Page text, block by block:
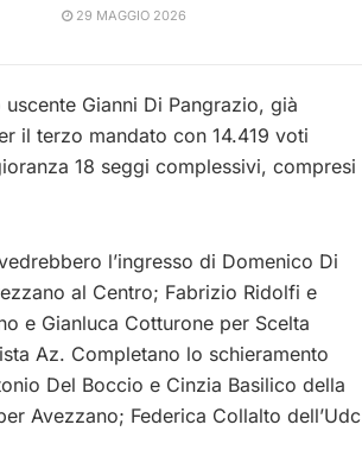
29 MAGGIO 2026
Gianni Di Pangrazio, già
il terzo mandato con 14.419 voti
18 seggi complessivi, compresi
l’ingresso di Domenico Di
al Centro; Fabrizio Ridolfi e
e Gianluca Cotturone per Scelta
Az. Completano lo schieramento
Del Boccio e Cinzia Basilico della
Avezzano; Federica Collalto dell’Udc